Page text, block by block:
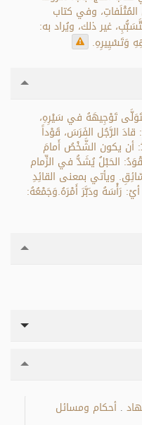
وفي كتاب
غير ذلك، ويُراد به:
وَتَسْيِيرِهِ.
تَوْجِيهَهُ في سَيْرِهِ،
قادَ الرَّجُل الفَرَسَ، قَوْداً
أن يكون الشَّخْصُ أَمامَ
الحَبْلُ يُشَدُّ في الزِّمام
ويأتي بمعنى القائِدِ
رَأْسَهُ ودَبَّرَ أَمْرَهُ.وَجَمْعُهُ:
أحكام ومسائل